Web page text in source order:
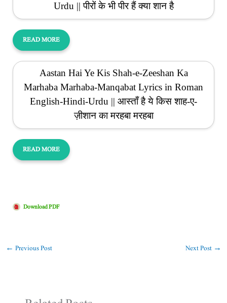
Urdu || पीरों के भी पीर हैं क्या शान है
READ MORE
Aastan Hai Ye Kis Shah-e-Zeeshan Ka
Marhaba Marhaba-Manqabat Lyrics in Roman
English-Hindi-Urdu || आस्ताँ है ये किस शाह-ए-
ज़ीशान का मरहबा मरहबा
READ MORE
Download PDF
← Previous Post Next Post →